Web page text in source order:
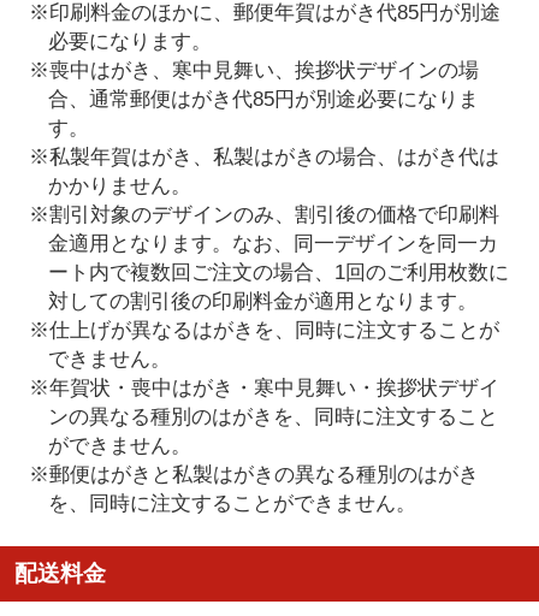
※印刷料金のほかに、郵便年賀はがき代85円が別途
必要になります。
※喪中はがき、寒中見舞い、挨拶状デザインの場
合、通常郵便はがき代85円が別途必要になりま
す。
※私製年賀はがき、私製はがきの場合、はがき代は
かかりません。
※割引対象のデザインのみ、割引後の価格で印刷料
金適用となります。なお、同一デザインを同一カ
ート内で複数回ご注文の場合、1回のご利用枚数に
対しての割引後の印刷料金が適用となります。
※仕上げが異なるはがきを、同時に注文することが
できません。
※年賀状・喪中はがき・寒中見舞い・挨拶状デザイ
ンの異なる種別のはがきを、同時に注文すること
ができません。
※郵便はがきと私製はがきの異なる種別のはがき
を、同時に注文することができません。
配送料金